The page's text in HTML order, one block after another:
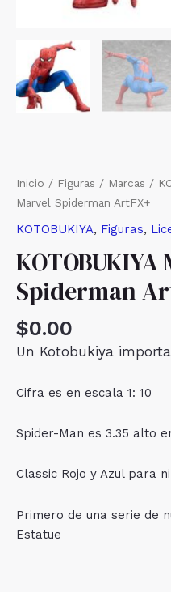
Inicio / Figuras / Marcas /
Marvel Spiderman ArtFX+
KOTOBUKIYA, Figuras,
KOTOBUKIYA
Spiderman
$0.00
Un Kotobukiya
Cifra es en escala 1: 10
Spider-Man es 3.35 alto
Classic Rojo y Azul para
Primero de una serie de
Estatue